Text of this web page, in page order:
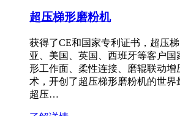
超压梯形磨粉机
获得了CE和国家专利证书，超压
亚、美国、英国、西班牙等客户
形工作面、柔性连接、磨辊联动增
术，开创了超压梯形磨粉机的世界
超压…